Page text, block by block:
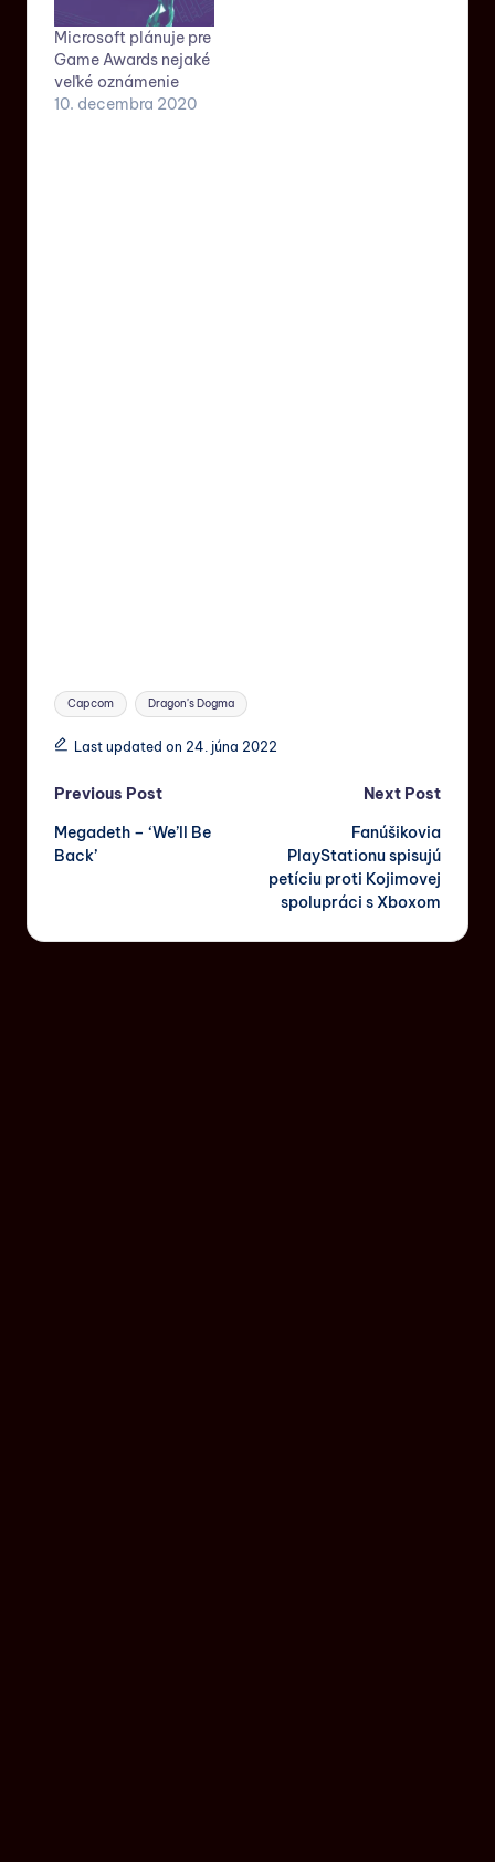
Microsoft plánuje pre
Game Awards nejaké
veľké oznámenie
10. decembra 2020
Capcom Dragon's Dogma
Last updated on 24. júna 2022
Previous Post
Megadeth – ‘We’ll Be
Back’
Next Post
Fanúšikovia
PlayStationu spisujú
petíciu proti Kojimovej
spolupráci s Xboxom